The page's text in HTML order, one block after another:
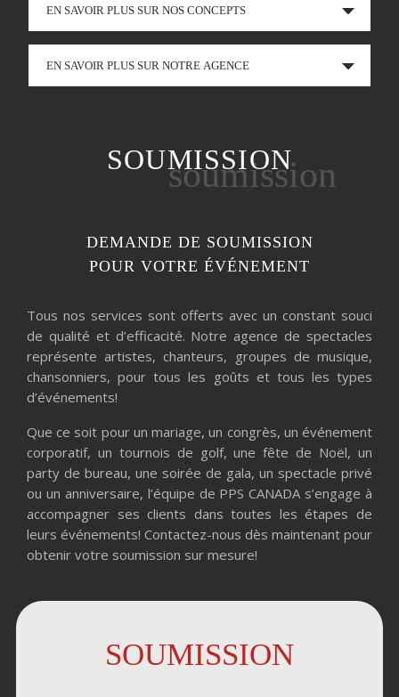
EN SAVOIR PLUS SUR NOS CONCEPTS
EN SAVOIR PLUS SUR NOTRE AGENCE
SOUMISSION
soumission
DEMANDE DE SOUMISSION
POUR VOTRE ÉVÉNEMENT
Tous nos services sont offerts avec un constant souci
de qualité et d’efficacité. Notre agence de spectacles
représente artistes, chanteurs, groupes de musique,
chansonniers, pour tous les goûts et tous les types
d’événements!
Que ce soit pour un mariage, un congrès, un événement
corporatif, un tournois de golf, une fête de Noël, un
party de bureau, une soirée de gala, un spectacle privé
ou un anniversaire, l’équipe de PPS CANADA s’engage à
accompagner ses clients dans toutes les étapes de
leurs événements! Contactez-nous dès maintenant pour
obtenir votre soumission sur mesure!
SOUMISSION